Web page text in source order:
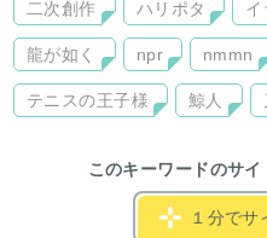
二次創作 ハリポタ イ
龍が如く npr nmmn
テニスの王子様 鯨人
このキーワードのサ
１分でサ